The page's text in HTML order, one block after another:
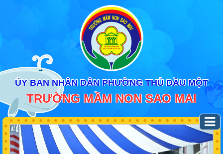
ỦY BAN NHÂN DÂN PHƯỜNG THỦ DẦU MỘT
TRƯỜNG MẦM NON SAO MAI